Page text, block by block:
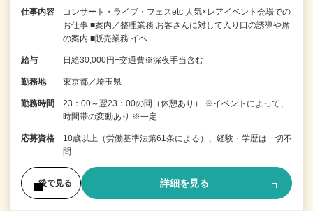
仕事内容
コンサート・ライブ・フェスetc 人気×レアイベント会場での
お仕事 ■案内／整理業務 お客さんに対して入り口の誘導や席
の案内 ■販売業務 イベ…
給与 日給30,000円+交通費※深夜手当含む
勤務地 東京都／埼玉県
勤務時間
23：00～翌23：00の間（休憩あり） ※イベントによって、
時間帯の変動あり ※一定…
応募資格
18歳以上（労働基準法第61条による）、経験・学歴は一切不
問
後で見る 詳細を見る